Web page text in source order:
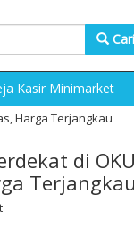
Cari
Kasir Minimarket
Harga Terjangkau
di
Terjangkau